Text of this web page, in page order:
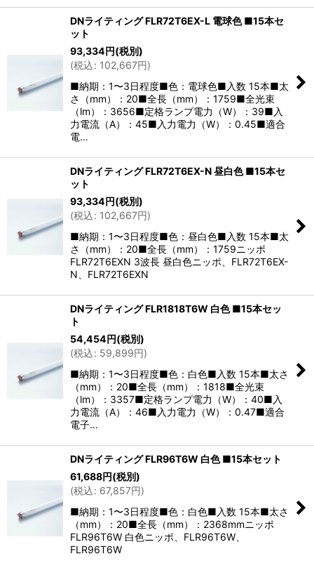
DNライティング FLR72T6EX-L 電球色 ■15本セ
ット
93,334円(税別)
(税込: 102,667円)
■納期：1〜3日程度■色：電球色■入数 15本■太
さ（mm）：20■全長（mm）：1759■全光束
（lm）：3656■定格ランプ電力（W）：39■入
力電流（A）：45■入力電力（W）：0.45■適合
電…
DNライティング FLR72T6EX-N 昼白色 ■15本セ
ット
93,334円(税別)
(税込: 102,667円)
■納期：1〜3日程度■色：昼白色■入数 15本■太
さ（mm）：20■全長（mm）：1759ニッポ
FLR72T6EXN 3波長 昼白色ニッポ、FLR72T6EX-
N、FLR72T6EXN
DNライティング FLR1818T6W 白色 ■15本セッ
ト
54,454円(税別)
(税込: 59,899円)
■納期：1〜3日程度■色：白色■入数 15本■太さ
（mm）：20■全長（mm）：1818■全光束
（lm）：3357■定格ランプ電力（W）：40■入
力電流（A）：46■入力電力（W）：0.47■適合
電子…
DNライティング FLR96T6W 白色 ■15本セット
61,688円(税別)
(税込: 67,857円)
■納期：1〜3日程度■色：白色■入数 15本■太さ
（mm）：20■全長（mm）：2368mmニッポ
FLR96T6W 白色ニッポ、FLR96T6W、
FLR96T6W